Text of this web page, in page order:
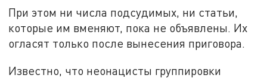
При этом ни числа подсудимых, ни статьи,
которые им вменяют, пока не объявлены. Их
огласят только после вынесения приговора.
Известно, что неонацисты группировки